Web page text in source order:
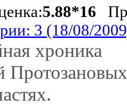
5.88*16
3 (18/08/
хроника